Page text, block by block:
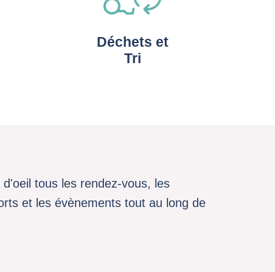
Déchets et
Tri
tous les rendez-vous, les
et les évènements tout au long de